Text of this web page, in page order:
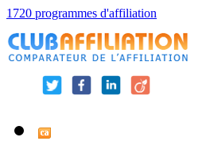
1720 programmes d'affiliation